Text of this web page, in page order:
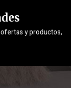
y productos,